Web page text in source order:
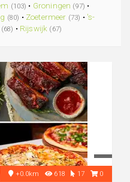
(103) • Groningen (97) •
(80) • Zoetermeer (73) • 's-
(68) • Rijswijk (67)
+0.0km 618 17 0